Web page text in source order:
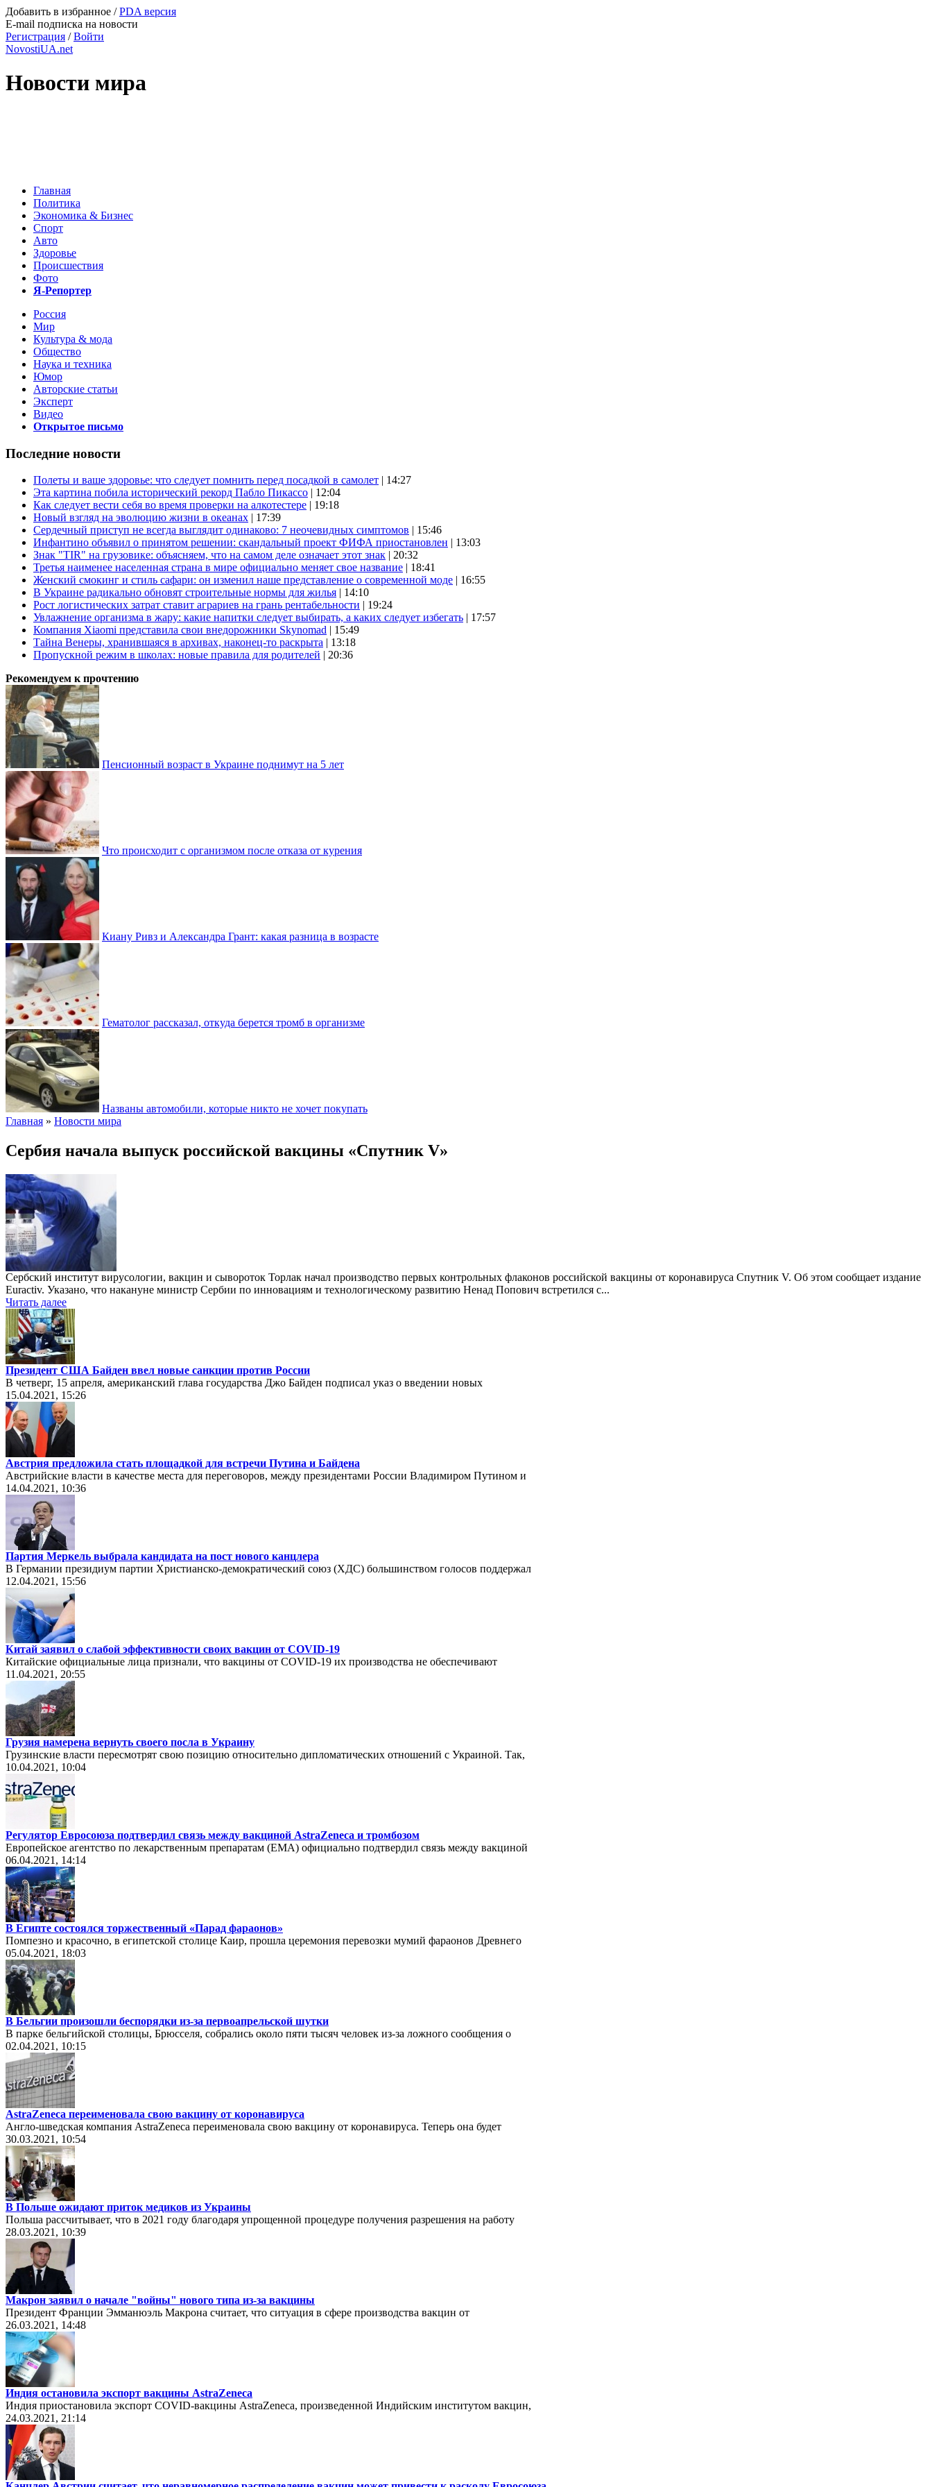
Добавить в избранное /PDA версия
E-mail подписка на новости
Регистрация /Войти
NovostiUA.net
Новости мира
Главная
Политика
Экономика & Бизнес
Спорт
Авто
Здоровье
Происшествия
Фото
Я-Репортер
Россия
Мир
Культура & мода
Общество
Наука и техника
Юмор
Авторские статьи
Эксперт
Видео
Открытое письмо
Последние новости
Полеты и ваше здоровье: что следует помнить перед посадкой в самолет | 14:27
Эта картина побила исторический рекорд Пабло Пикассо | 12:04
Как следует вести себя во время проверки на алкотестере | 19:18
Новый взгляд на эволюцию жизни в океанах | 17:39
Сердечный приступ не всегда выглядит одинаково: 7 неочевидных симптомов | 15:46
Инфантино объявил о принятом решении: скандальный проект ФИФА приостановлен | 13:03
Знак "TIR" на грузовике: объясняем, что на самом деле означает этот знак | 20:32
Третья наименее населенная страна в мире официально меняет свое название | 18:41
Женский смокинг и стиль сафари: он изменил наше представление о современной моде | 16:55
В Украине радикально обновят строительные нормы для жилья | 14:10
Рост логистических затрат ставит аграриев на грань рентабельности | 19:24
Увлажнение организма в жару: какие напитки следует выбирать, а каких следует избегать | 17:57
Компания Xiaomi представила свои внедорожники Skynomad | 15:49
Тайна Венеры, хранившаяся в архивах, наконец-то раскрыта | 13:18
Пропускной режим в школах: новые правила для родителей | 20:36
Рекомендуем к прочтению
Пенсионный возраст в Украине поднимут на 5 лет
Что происходит с организмом после отказа от курения
Киану Ривз и Александра Грант: какая разница в возрасте
Гематолог рассказал, откуда берется тромб в организме
Названы автомобили, которые никто не хочет покупать
Главная » Новости мира
Сербия начала выпуск российской вакцины «Спутник V»
Сербский институт вирусологии, вакцин и сывороток Торлак начал производство первых контрольных флаконов российской вакцины от коронавируса Спутник V. Об этом сообщает издание
Euractiv. Указано, что накануне министр Сербии по инновациям и технологическому развитию Ненад Попович встретился с...
Читать далее
Президент США Байден ввел новые санкции против России
В четверг, 15 апреля, американский глава государства Джо Байден подписал указ о введении новых
15.04.2021, 15:26
Австрия предложила стать площадкой для встречи Путина и Байдена
Австрийские власти в качестве места для переговоров, между президентами России Владимиром Путином и
14.04.2021, 10:36
Партия Меркель выбрала кандидата на пост нового канцлера
В Германии президиум партии Христианско-демократический союз (ХДС) большинством голосов поддержал
12.04.2021, 15:56
Китай заявил о слабой эффективности своих вакцин от COVID-19
Китайские официальные лица признали, что вакцины от COVID-19 их производства не обеспечивают
11.04.2021, 20:55
Грузия намерена вернуть своего посла в Украину
Грузинские власти пересмотрят свою позицию относительно дипломатических отношений с Украиной. Так,
10.04.2021, 10:04
Регулятор Евросоюза подтвердил связь между вакциной AstraZeneca и тромбозом
Европейское агентство по лекарственным препаратам (EMA) официально подтвердил связь между вакциной
06.04.2021, 14:14
В Египте состоялся торжественный «Парад фараонов»
Помпезно и красочно, в египетской столице Каир, прошла церемония перевозки мумий фараонов Древнего
05.04.2021, 18:03
В Бельгии произошли беспорядки из-за первоапрельской шутки
В парке бельгийской столицы, Брюсселя, собрались около пяти тысяч человек из-за ложного сообщения о
02.04.2021, 10:15
AstraZeneca переименовала свою вакцину от коронавируса
Англо-шведская компания AstraZeneca переименовала свою вакцину от коронавируса. Теперь она будет
30.03.2021, 10:54
В Польше ожидают приток медиков из Украины
Польша рассчитывает, что в 2021 году благодаря упрощенной процедуре получения разрешения на работу
28.03.2021, 10:39
Макрон заявил о начале "войны" нового типа из-за вакцины
Президент Франции Эмманюэль Макрона считает, что ситуация в сфере производства вакцин от
26.03.2021, 14:48
Индия остановила экспорт вакцины AstraZeneca
Индия приостановила экспорт COVID-вакцины AstraZeneca, произведенной Индийским институтом вакцин,
24.03.2021, 21:14